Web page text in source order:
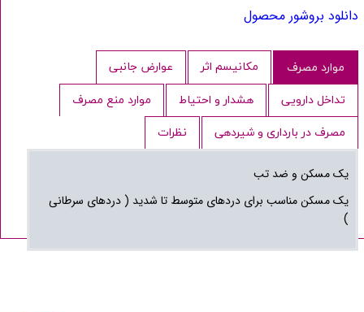
دانلود بروشور محصول
موارد مصرف مکانیسم اثر عوارض جانبی
تداخل دارویی هشدار و احتیاط موارد منع مصرف
مصرف در بارداری و شیردهی نظرات
یک مسکن و ضد تب
یک مسکن مناسب برای دردهای متوسط تا شدید ( دردهای سرطانی
)